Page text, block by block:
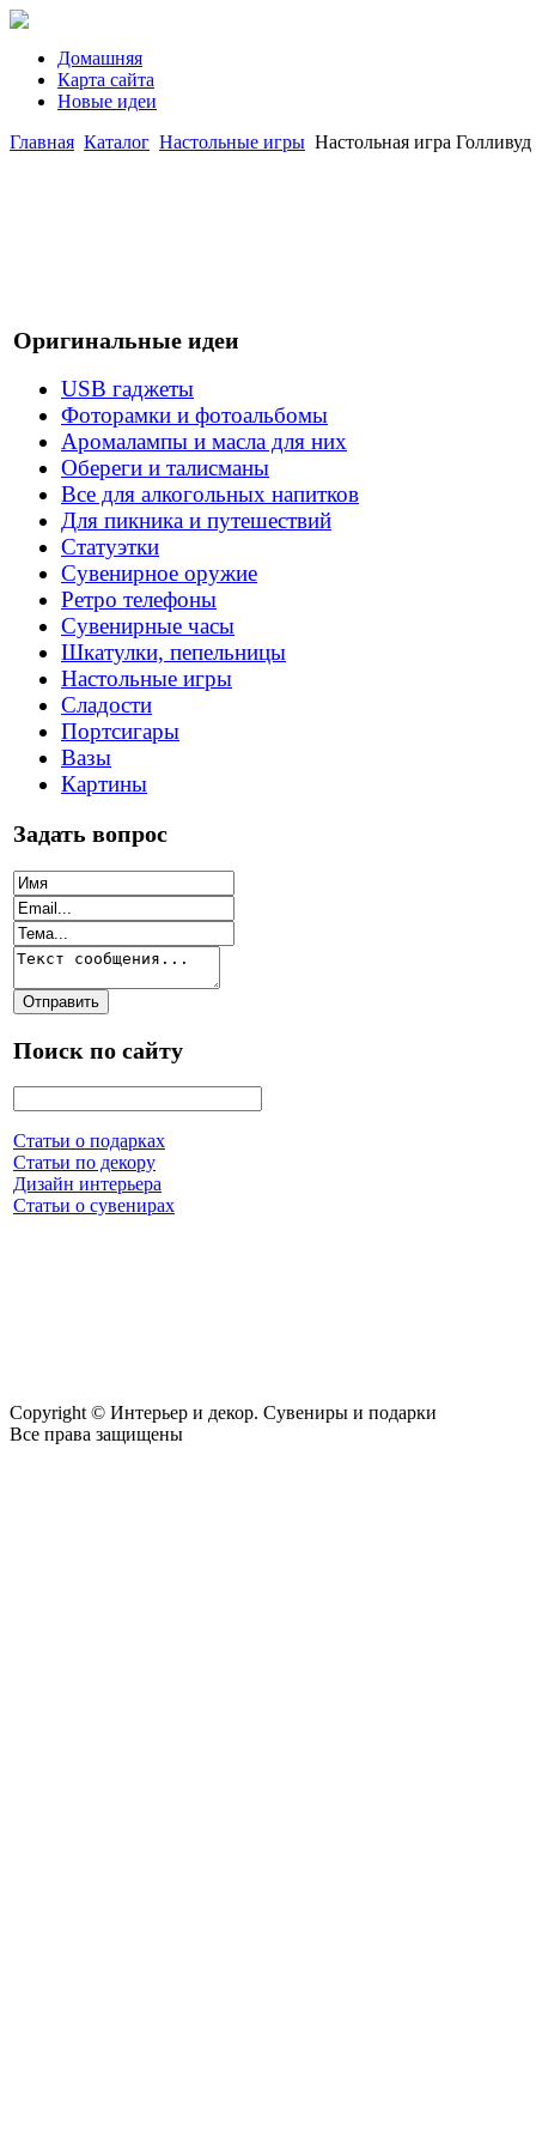
Домашняя
Карта сайта
Новые идеи
Главная Каталог Настольные игры Настольная игра
Оригинальные идеи
USB гаджеты
Фоторамки и фотоальбомы
Аромалампы и масла для них
Обереги и талисманы
Все для алкогольных напитков
Для пикника и путешествий
Статуэтки
Сувенирное оружие
Ретро телефоны
Сувенирные часы
Шкатулки, пепельницы
Настольные игры
Сладости
Портсигары
Вазы
Картины
Задать вопрос
Поиск по сайту
Статьи о подарках
Статьи по декору
Дизайн интерьера
Статьи о сувенирах
Copyright © Интерьер и декор. Сувениры и подарки
Все права защищены